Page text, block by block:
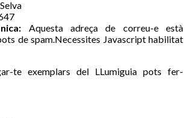
Aquesta adreça de correu-e està
de spam.Necessites Javascript habilitat
te exemplars del LLumiguia pots fer-